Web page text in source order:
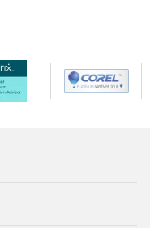
в одном месте.
настроек.
операции